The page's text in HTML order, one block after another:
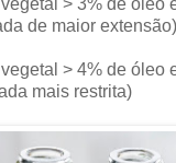
de maior extensão)
> 4% de óleo
mais restrita)